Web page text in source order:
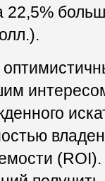
22,5%